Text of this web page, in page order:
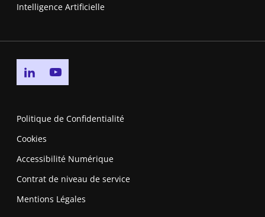
Intelligence Artificielle
Go to linkedin page
Politique de Confidentialité
Cookies
Accessibilité Numérique
Contrat de niveau de service
Mentions Légales